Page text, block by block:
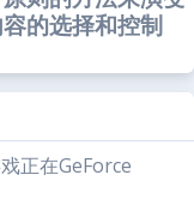
的选择和控制
正在GeForce